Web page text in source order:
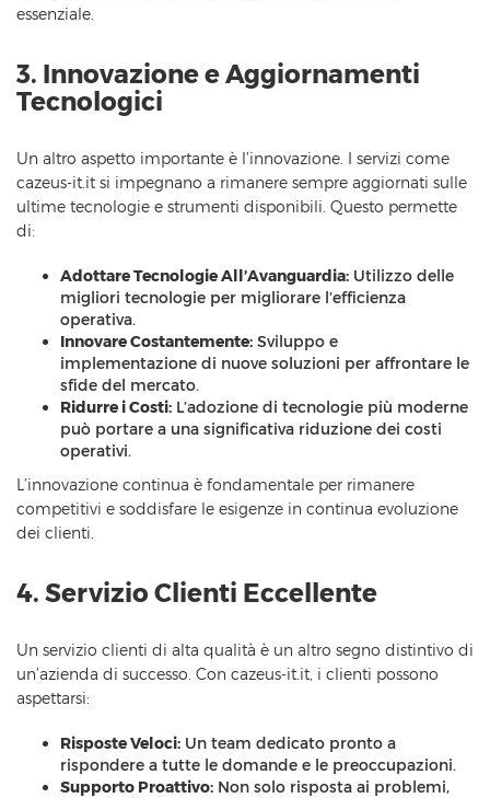
essenziale.
3. Innovazione e Aggiornamenti
Tecnologici
Un altro aspetto importante è l’innovazione. I servizi come
cazeus-it.it si impegnano a rimanere sempre aggiornati sulle
ultime tecnologie e strumenti disponibili. Questo permette
di:
Adottare Tecnologie All’Avanguardia: Utilizzo delle
migliori tecnologie per migliorare l’efficienza
operativa.
Innovare Costantemente: Sviluppo e
implementazione di nuove soluzioni per affrontare le
sfide del mercato.
Ridurre i Costi: L’adozione di tecnologie più moderne
può portare a una significativa riduzione dei costi
operativi.
L’innovazione continua è fondamentale per rimanere
competitivi e soddisfare le esigenze in continua evoluzione
dei clienti.
4. Servizio Clienti Eccellente
Un servizio clienti di alta qualità è un altro segno distintivo di
un’azienda di successo. Con cazeus-it.it, i clienti possono
aspettarsi:
Risposte Veloci: Un team dedicato pronto a
rispondere a tutte le domande e le preoccupazioni.
Supporto Proattivo: Non solo risposta ai problemi,